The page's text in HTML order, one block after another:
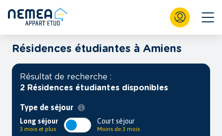
Résidences étudiantes à Amiens
Résultat de recherche :
2 Résidences étudiantes disponibles
Type de séjour
Long séjour
3 mois et plus
Court séjour
Moins de 3 mois